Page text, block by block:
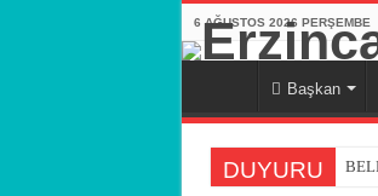
6 AĞUSTOS 2026 PERŞEMBE
Başkan
DUYURU